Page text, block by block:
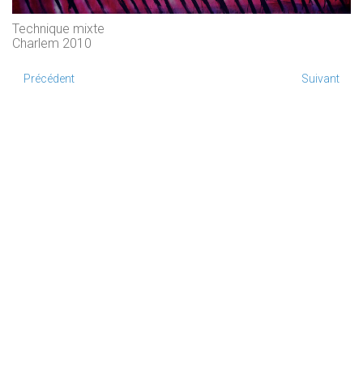
Technique mixte
Charlem 2010
Précédent Suivant